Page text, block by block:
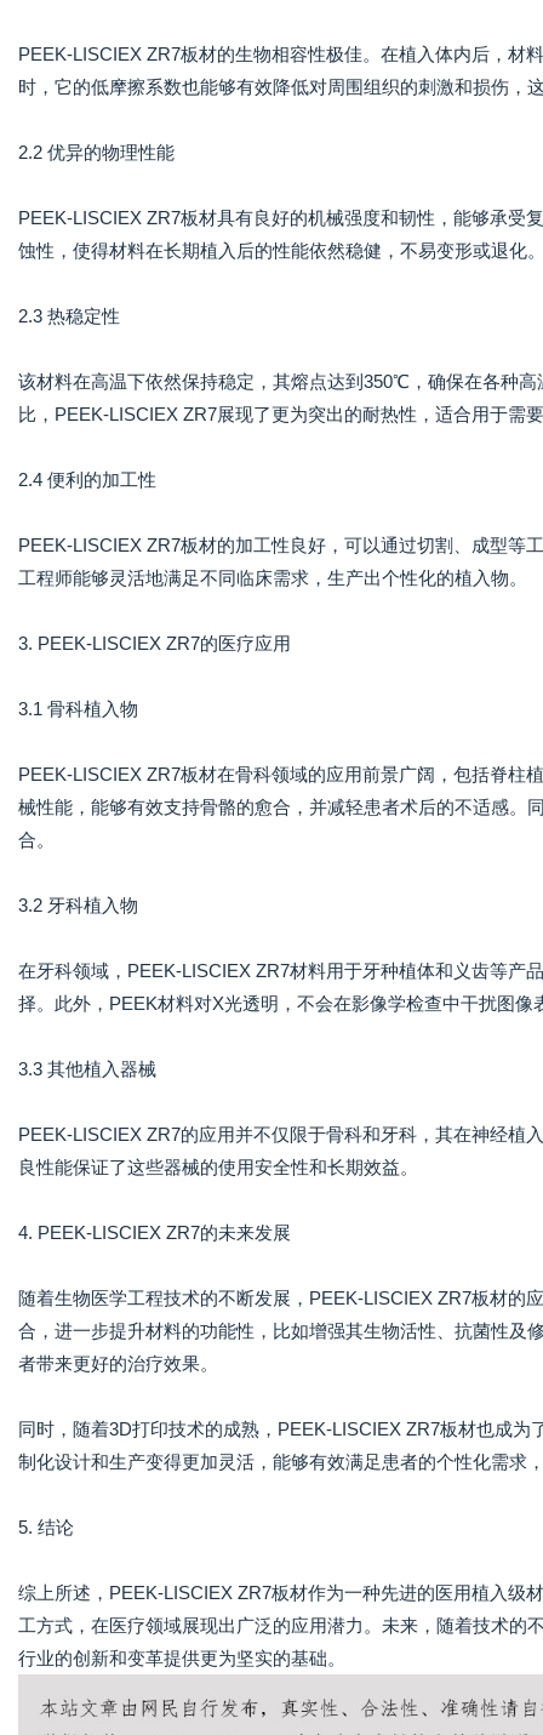
PEEK-LISCIEX ZR7板材的生物相容性极佳。在植入体内后，材
时，它的低摩擦系数也能够有效降低对周围组织的刺激和损伤，
2.2 优异的物理性能
PEEK-LISCIEX ZR7板材具有良好的机械强度和韧性，能够承受
蚀性，使得材料在长期植入后的性能依然稳健，不易变形或退化
2.3 热稳定性
该材料在高温下依然保持稳定，其熔点达到350℃，确保在各种
比，PEEK-LISCIEX ZR7展现了更为突出的耐热性，适合用于需
2.4 便利的加工性
PEEK-LISCIEX ZR7板材的加工性良好，可以通过切割、成型等
工程师能够灵活地满足不同临床需求，生产出个性化的植入物。
3. PEEK-LISCIEX ZR7的医疗应用
3.1 骨科植入物
PEEK-LISCIEX ZR7板材在骨科领域的应用前景广阔，包括脊柱
械性能，能够有效支持骨骼的愈合，并减轻患者术后的不适感。
合。
3.2 牙科植入物
在牙科领域，PEEK-LISCIEX ZR7材料用于牙种植体和义齿等产
择。此外，PEEK材料对X光透明，不会在影像学检查中干扰图
3.3 其他植入器械
PEEK-LISCIEX ZR7的应用并不仅限于骨科和牙科，其在神经植
良性能保证了这些器械的使用安全性和长期效益。
4. PEEK-LISCIEX ZR7的未来发展
随着生物医学工程技术的不断发展，PEEK-LISCIEX ZR7板材的
合，进一步提升材料的功能性，比如增强其生物活性、抗菌性及
者带来更好的治疗效果。
同时，随着3D打印技术的成熟，PEEK-LISCIEX ZR7板材也成
制化设计和生产变得更加灵活，能够有效满足患者的个性化需求
5. 结论
综上所述，PEEK-LISCIEX ZR7板材作为一种先进的医用植入级
工方式，在医疗领域展现出广泛的应用潜力。未来，随着技术的
行业的创新和变革提供更为坚实的基础。